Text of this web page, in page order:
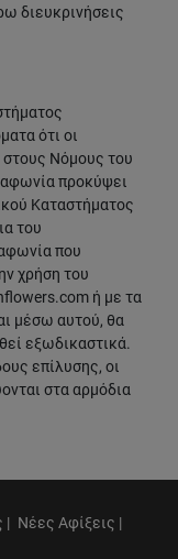
διευκρινήσεις
ότι οι
στους Νόμους του
προκύψει
Καταστήματος
του
που
χρήση του
ή με τα
μέσω αυτού, θα
εξωδικαστικά.
επίλυσης, οι
στα αρμόδια
| Νέες Αφίξεις |